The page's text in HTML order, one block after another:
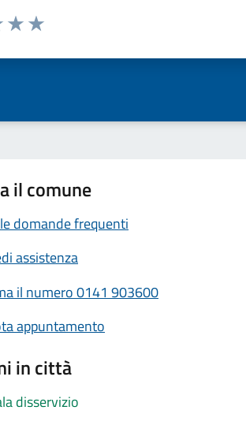
5 stelle la pagina
il comune
domande frequenti
assistenza
il numero 0141 903600
appuntamento
in città
disservizio